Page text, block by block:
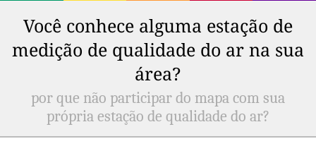
Você conhece alguma estação de
medição de qualidade do ar na sua
área?
por que não participar do mapa com sua
própria estação de qualidade do ar?